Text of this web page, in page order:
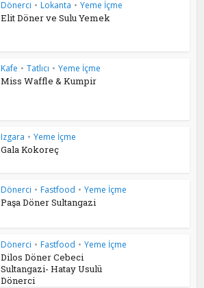
Dönerci • Lokanta • Yeme İçme
Elit Döner ve Sulu Yemek
Kafe • Tatlıcı • Yeme İçme
Miss Waffle & Kumpir
Izgara • Yeme İçme
Gala Kokoreç
Dönerci • Fastfood • Yeme İçme
Paşa Döner Sultangazi
Dönerci • Fastfood • Yeme İçme
Dilos Döner Cebeci
Sultangazi- Hatay Usulü
Dönerci